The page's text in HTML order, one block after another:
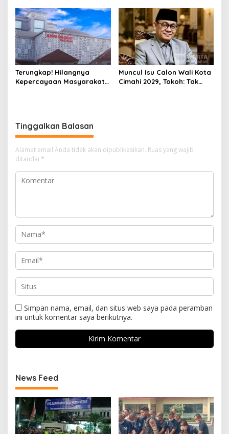
Ditangkap Polisi
Terungkap! Hilangnya
Kepercayaan Masyarakat
Muncul Isu Calon Wali Kota
Cimahi 2029, Tokoh: Tak
Tinggalkan Balasan
Alamat email Anda tidak akan dipublikasikan. Ruas yang wajib
ditandai *
Simpan nama, email, dan situs web saya pada peramban
ini untuk komentar saya berikutnya.
News Feed